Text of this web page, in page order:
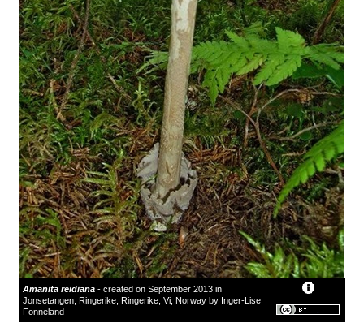
Amanita reidiana - created on September 2013 in
Jonsetangen, Ringerike, Ringerike, Vi, Norway by Inger-Lise
Fonneland